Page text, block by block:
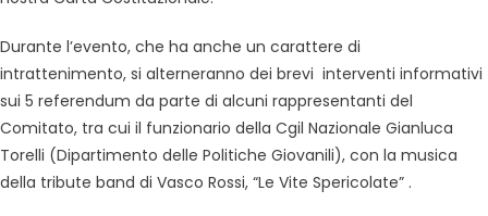
Durante l’evento, che ha anche un carattere di
intrattenimento, si alterneranno dei brevi interventi informativi
sui 5 referendum da parte di alcuni rappresentanti del
Comitato, tra cui il funzionario della Cgil Nazionale Gianluca
Torelli (Dipartimento delle Politiche Giovanili), con la musica
della tribute band di Vasco Rossi, “Le Vite Spericolate” .